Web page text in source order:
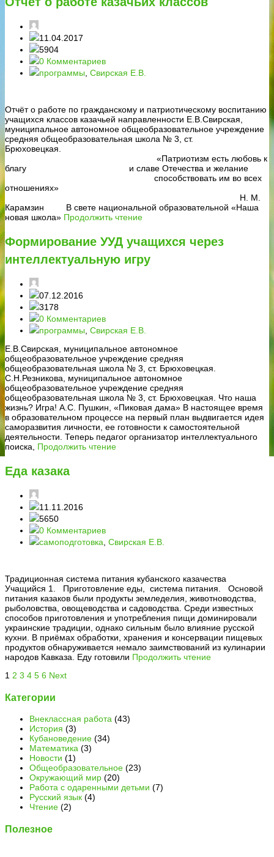
11.04.2017
5904
0 Комментариев
программы Свирская Е.В.
Отчёт о работе по гражданскому и патриотическому воспитанию
учащихся классов казачьей направленности Е.В.Свирская,
муниципальное автономное общеобразовательное учреждение
средняя общеобразовательная школа № 3, ст.
Брюховецкая.
«Патриотизм есть любовь к
благу и славе Отечества и желание
способствовать им во всех
отношениях»
Н. М.
Карамзин В свете национальной образовательной «Наша
новая школа» Продолжить чтение
Формирование УУД учащихся через
интеллектуальную игру
07.12.2016
3178
0 Комментариев
программы Свирская Е.В.
Е.В.Свирская, муниципальное автономное
общеобразовательное учреждение средняя
общеобразовательная школа № 3, ст. Брюховецкая.
С.Н.Резникова, муниципальное автономное
общеобразовательное учреждение средняя
общеобразовательная школа № 3, ст. Брюховецкая. Что наша
жизнь? Игра! А.С. Пушкин, «Пиковая дама» В настоящее время
в образовательном процессе на первый план выдвигается идея
саморазвития личности, ее готовности к самостоятельной
деятельности. Теперь педагог организатор интеллектуального
поиска,
Продолжить чтение
Еда казака
11.11.2016
5650
0 Комментариев
самоподготовка Свирская Е.В.
Традиционная система питания кубанского казачества
Учащийся 1. Приготовление еды, система питания. Основой
питания казаков были продукты земледелия, животноводства,
рыболовства, овощеводства и садоводства. Среди известных
способов приготовления и употребления пищи доминировали
украинские традиции, однако сильным было влияние русской
кухни. В приёмах обработки, хранения и консервации пищевых
продуктов обнаруживается немало заимствований из кулинарии
народов Кавказа. Еду готовили Продолжить чтение
1 2 3 4 5 6 Next
Категории
Внеклассная работа (43)
История (3)
Кубановедение (34)
Математика (3)
Новости (1)
Общеобразовательное (23)
Окружающий мир (20)
Работа с одаренными детьми (7)
Русский язык (4)
Чтение (2)
Полезное